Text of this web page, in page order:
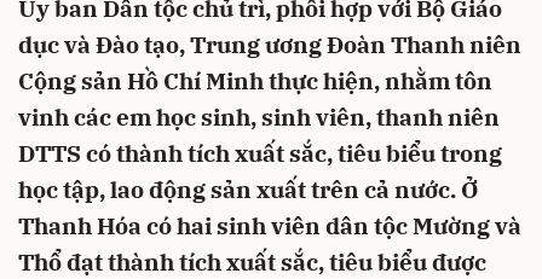
Ủy ban Dân tộc chủ trì, phối hợp với Bộ Giáo
dục và Đào tạo, Trung ương Đoàn Thanh niên
Cộng sản Hồ Chí Minh thực hiện, nhằm tôn
vinh các em học sinh, sinh viên, thanh niên
DTTS có thành tích xuất sắc, tiêu biểu trong
học tập, lao động sản xuất trên cả nước. Ở
Thanh Hóa có hai sinh viên dân tộc Mường và
Thổ đạt thành tích xuất sắc, tiêu biểu được